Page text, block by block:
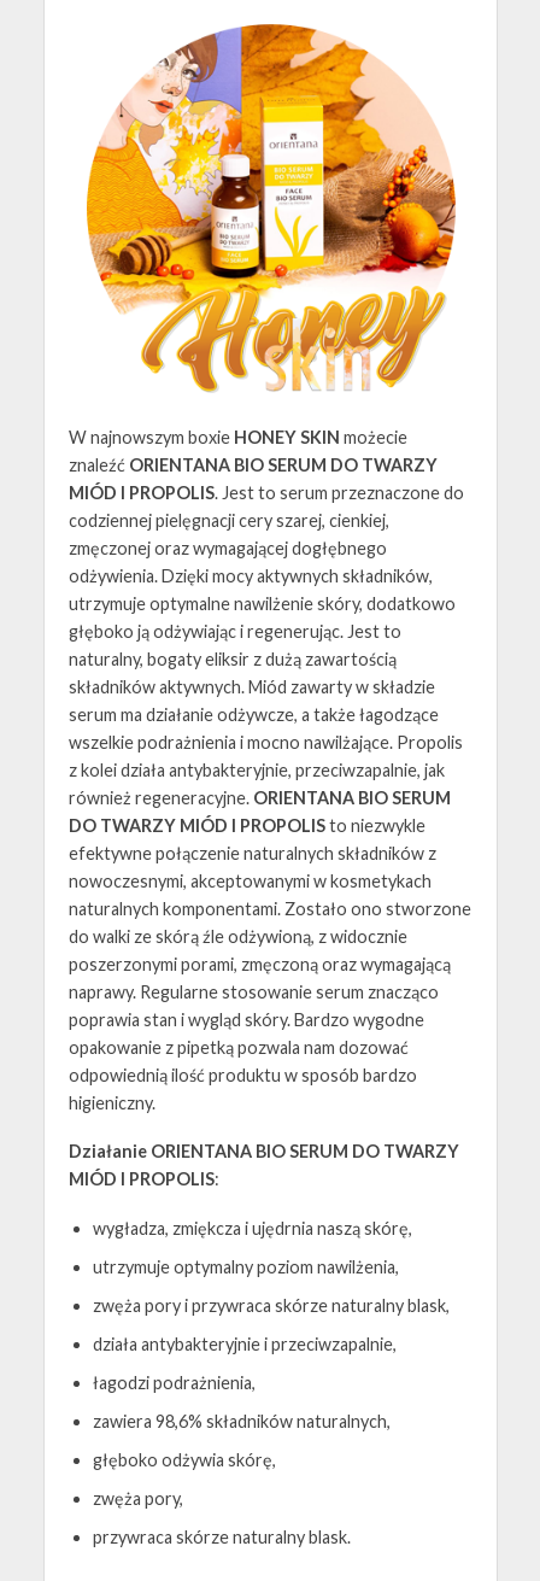
W najnowszym boxie HONEY SKIN możecie
znaleźć ORIENTANA BIO SERUM DO TWARZY
MIÓD I PROPOLIS. Jest to serum przeznaczone do
codziennej pielęgnacji cery szarej, cienkiej,
zmęczonej oraz wymagającej dogłębnego
odżywienia. Dzięki mocy aktywnych składników,
utrzymuje optymalne nawilżenie skóry, dodatkowo
głęboko ją odżywiając i regenerując. Jest to
naturalny, bogaty eliksir z dużą zawartością
składników aktywnych. Miód zawarty w składzie
serum ma działanie odżywcze, a także łagodzące
wszelkie podrażnienia i mocno nawilżające. Propolis
z kolei działa antybakteryjnie, przeciwzapalnie, jak
również regeneracyjne. ORIENTANA BIO SERUM
DO TWARZY MIÓD I PROPOLISto niezwykle
efektywne połączenie naturalnych składników z
nowoczesnymi, akceptowanymi w kosmetykach
naturalnych komponentami. Zostało ono stworzone
do walki ze skórą źle odżywioną, z widocznie
poszerzonymi porami, zmęczoną oraz wymagającą
naprawy. Regularne stosowanie serum znacząco
poprawia stan i wygląd skóry. Bardzo wygodne
opakowanie z pipetką pozwala nam dozować
odpowiednią ilość produktu w sposób bardzo
higieniczny.
Działanie ORIENTANA BIO SERUM DO TWARZY
MIÓD I PROPOLIS:
wygładza, zmiękcza i ujędrnia naszą skórę,
utrzymuje optymalny poziom nawilżenia,
zwęża pory i przywraca skórze naturalny blask,
działa antybakteryjnie i przeciwzapalnie,
łagodzi podrażnienia,
zawiera 98,6% składników naturalnych,
głęboko odżywia skórę,
zwęża pory,
przywraca skórze naturalny blask.